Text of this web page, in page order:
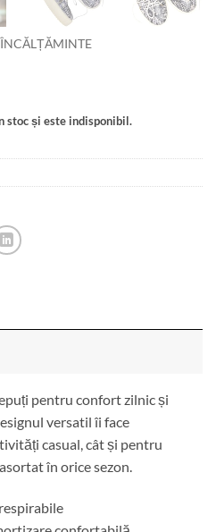
ÎNCĂLȚĂMINTE
stoc și este indisponibil.
pentru confort zilnic și
versatil îi face
casual, cât și pentru
în orice sezon.